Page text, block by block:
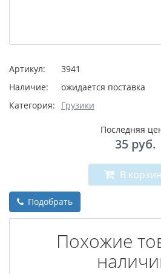
Артикул:
3941
Наличие:
ожидается поставка
Категория:
Грузики
Последняя
35 руб.
В
Подобрать
Похожие